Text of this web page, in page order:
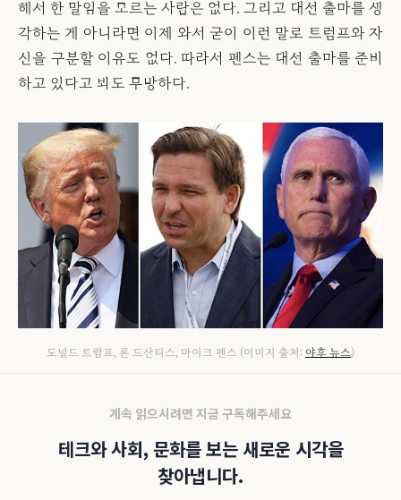
해서 한 말임을 모르는 사람은 없다. 그리고 대선 출마를 생
각하는 게 아니라면 이제 와서 굳이 이런 말로 트럼프와 자
신을 구분할 이유도 없다. 따라서 펜스는 대선 출마를 준비
하고 있다고 봐도 무방하다.
도널드 트럼프, 론 드산티스, 마이크 펜스 (이미지 출처: 야후 뉴스 )
계속 읽으시려면 지금 구독해주세요
테크와 사회, 문화를 보는 새로운 시각을
찾아냅니다.